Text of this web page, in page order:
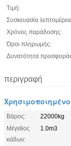
Τιμή:
Συσκευασία
Χρόνος παράδοσης:
Όροι πληρωμής:
Δυνατότητα
περιγραφή
Βάρος:
22000kg
Μέγεθος
κάδων:
1.0m3